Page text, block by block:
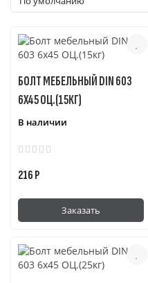
БОЛТ МЕБЕЛЬНЫЙ DIN 603
6Х45 ОЦ.(15КГ)
В наличии
216 Р
Заказать